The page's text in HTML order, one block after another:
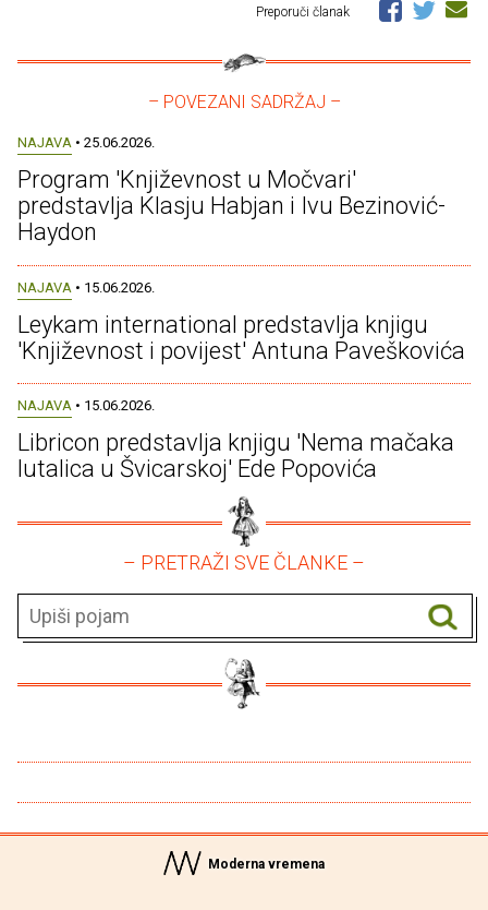
Preporuči članak
– POVEZANI SADRŽAJ –
NAJAVA • 25.06.2026.
Program 'Književnost u Močvari'
predstavlja Klasju Habjan i Ivu Bezinović-
Haydon
NAJAVA • 15.06.2026.
Leykam international predstavlja knjigu
'Književnost i povijest' Antuna Paveškovića
NAJAVA • 15.06.2026.
Libricon predstavlja knjigu 'Nema mačaka
lutalica u Švicarskoj' Ede Popovića
– PRETRAŽI SVE ČLANKE –
Moderna vremena